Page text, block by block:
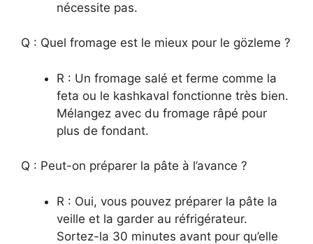
nécessite pas.
Q : Quel fromage est le mieux pour le gözleme ?
R : Un fromage salé et ferme comme la
feta ou le kashkaval fonctionne très bien.
Mélangez avec du fromage râpé pour
plus de fondant.
Q : Peut-on préparer la pâte à l’avance ?
R : Oui, vous pouvez préparer la pâte la
veille et la garder au réfrigérateur.
Sortez-la 30 minutes avant pour qu’elle